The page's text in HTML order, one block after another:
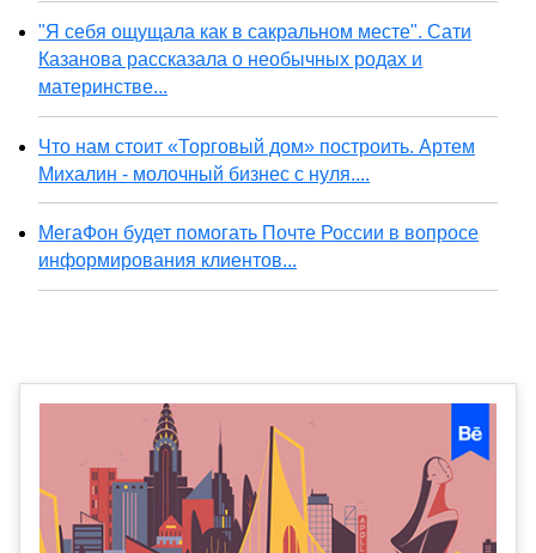
"Я себя ощущала как в сакральном месте". Сати
Казанова рассказала о необычных родах и
материнстве...
Что нам стоит «Торговый дом» построить. Артем
Михалин - молочный бизнес с нуля....
МегаФон будет помогать Почте России в вопросе
информирования клиентов...